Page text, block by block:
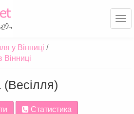
у Вінниці
(Весілля)
Статистика